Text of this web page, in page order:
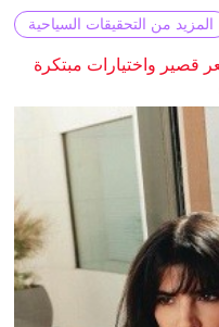
المزيد من التحقيقات السياحية
قصير واختيارات مبتكرة